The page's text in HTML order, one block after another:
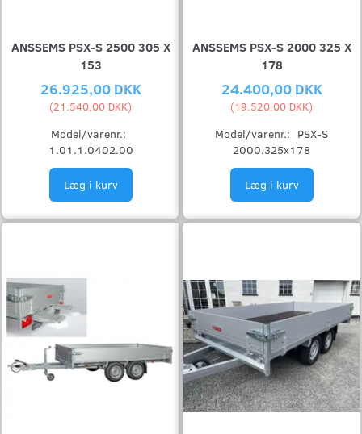
ANSSEMS PSX-S 2500 305 X
153
26.925,00 DKK
(21.540,00 DKK)
Model/varenr.:
1.01.1.0402.00
Læg i kurv
ANSSEMS PSX-S 2000 325 X
178
24.400,00 DKK
(19.520,00 DKK)
Model/varenr.: PSX-S
2000.325x178
Læg i kurv